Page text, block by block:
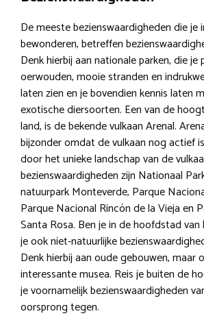
De meeste bezienswaardigheden die je
bewonderen, betreffen
Denk hierbij aan nationale parken, die je
oerwouden, mooie stranden en
laten zien en je bovendien kennis laten
exotische diersoorten. Een van de
land, is de bekende vulkaan Arenal.
bijzonder omdat de vulkaan nog actief
door het unieke landschap van de
bezienswaardigheden zijn Nationaal
natuurpark Monteverde, Parque
Parque Nacional Rincón de la Vieja en
Santa Rosa. Ben je in de hoofdstad van
je ook niet-natuurlijke
Denk hierbij aan oude gebouwen, maar
interessante musea. Reis je buiten de
je voornamelijk bezienswaardigheden
oorsprong tegen.